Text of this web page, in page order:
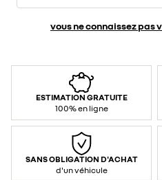
vous ne connaissez
ESTIMATION GRATUITE
100% en ligne
SANS OBLIGATION D'ACHAT
d'un véhicule